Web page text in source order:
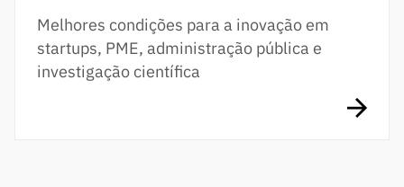
Melhores condições para a inovação em
startups, PME, administração pública e
investigação científica